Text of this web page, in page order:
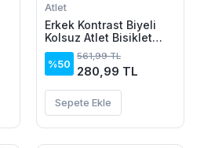
Atlet
Erkek Kontrast Biyeli
Kolsuz Atlet Bisiklet
Yaka Yazlık Basic Atlet
- Mor
%50
561,99 TL
280,99 TL
Sepete Ekle